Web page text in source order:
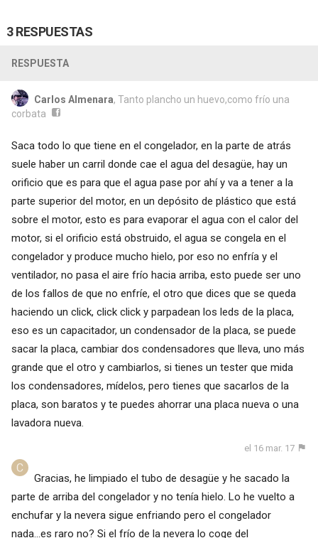
3 RESPUESTAS
RESPUESTA
Carlos Almenara, Tanto plancho un huevo,como frío una
corbata
Saca todo lo que tiene en el congelador, en la parte de atrás
suele haber un carril donde cae el agua del desagüe, hay un
orificio que es para que el agua pase por ahí y va a tener a la
parte superior del motor, en un depósito de plástico que está
sobre el motor, esto es para evaporar el agua con el calor del
motor, si el orificio está obstruido, el agua se congela en el
congelador y produce mucho hielo, por eso no enfría y el
ventilador, no pasa el aire frío hacia arriba, esto puede ser uno
de los fallos de que no enfríe, el otro que dices que se queda
haciendo un click, click click y parpadean los leds de la placa,
eso es un capacitador, un condensador de la placa, se puede
sacar la placa, cambiar dos condensadores que lleva, uno más
grande que el otro y cambiarlos, si tienes un tester que mida
los condensadores, mídelos, pero tienes que sacarlos de la
placa, son baratos y te puedes ahorrar una placa nueva o una
lavadora nueva.
el 16 mar. 17
Gracias, he limpiado el tubo de desagüe y he sacado la
parte de arriba del congelador y no tenía hielo. Lo he vuelto a
enchufar y la nevera sigue enfriando pero el congelador
nada...es raro no? Si el frío de la nevera lo coge del